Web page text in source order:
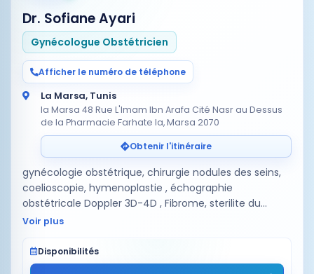
Dr. Sofiane Ayari
Gynécologue Obstétricien
Afficher le numéro de téléphone
La Marsa, Tunis
la Marsa 48 Rue L'Imam Ibn Arafa Cité Nasr au Dessus
de la Pharmacie Farhate la, Marsa 2070
Obtenir l'itinéraire
gynécologie obstétrique, chirurgie nodules des seins,
coelioscopie, hymenoplastie , échographie
obstétricale Doppler 3D-4D , Fibrome, sterilite du
couplé,fécondation in vitro ,PMA,insémination
Voir plus
Disponibilités